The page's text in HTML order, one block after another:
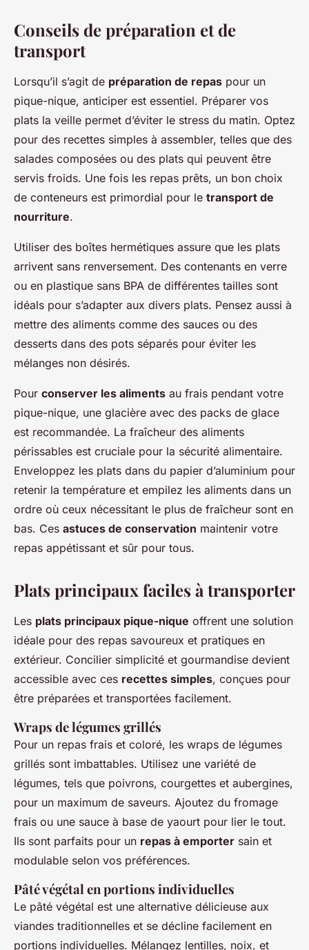
Conseils de préparation et de
transport
Lorsqu’il s’agit de préparation de repas pour un
pique-nique, anticiper est essentiel. Préparer vos
plats la veille permet d’éviter le stress du matin. Optez
pour des recettes simples à assembler, telles que des
salades composées ou des plats qui peuvent être
servis froids. Une fois les repas prêts, un bon choix
de conteneurs est primordial pour le transport de
nourriture.
Utiliser des boîtes hermétiques assure que les plats
arrivent sans renversement. Des contenants en verre
ou en plastique sans BPA de différentes tailles sont
idéals pour s’adapter aux divers plats. Pensez aussi à
mettre des aliments comme des sauces ou des
desserts dans des pots séparés pour éviter les
mélanges non désirés.
Pour conserver les aliments au frais pendant votre
pique-nique, une glacière avec des packs de glace
est recommandée. La fraîcheur des aliments
périssables est cruciale pour la sécurité alimentaire.
Enveloppez les plats dans du papier d’aluminium pour
retenir la température et empilez les aliments dans un
ordre où ceux nécessitant le plus de fraîcheur sont en
bas. Ces astuces de conservation maintenir votre
repas appétissant et sûr pour tous.
Plats principaux faciles à transporter
Les plats principaux pique-nique offrent une solution
idéale pour des repas savoureux et pratiques en
extérieur. Concilier simplicité et gourmandise devient
accessible avec ces recettes simples, conçues pour
être préparées et transportées facilement.
Wraps de légumes grillés
Pour un repas frais et coloré, les wraps de légumes
grillés sont imbattables. Utilisez une variété de
légumes, tels que poivrons, courgettes et aubergines,
pour un maximum de saveurs. Ajoutez du fromage
frais ou une sauce à base de yaourt pour lier le tout.
Ils sont parfaits pour un repas à emporter sain et
modulable selon vos préférences.
Pâté végétal en portions individuelles
Le pâté végétal est une alternative délicieuse aux
viandes traditionnelles et se décline facilement en
portions individuelles. Mélangez lentilles, noix, et